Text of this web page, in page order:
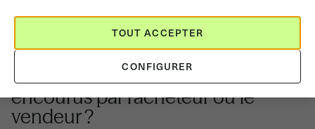
Absence lors de l’acte de vente,
quels sont les risques
encourus par l’acheteur ou le
vendeur ?
CONFIGURER
TOUT ACCEPTER